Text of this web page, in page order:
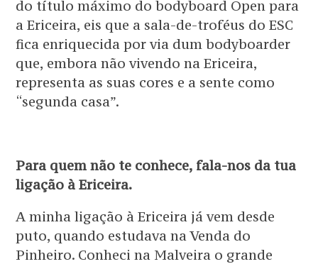
do título máximo do bodyboard Open para
a Ericeira, eis que a sala-de-troféus do ESC
fica enriquecida por via dum bodyboarder
que, embora não vivendo na Ericeira,
representa as suas cores e a sente como
“segunda casa”.
Para quem não te conhece, fala-nos da tua
ligação à Ericeira.
A minha ligação à Ericeira já vem desde
puto, quando estudava na Venda do
Pinheiro. Conheci na Malveira o grande